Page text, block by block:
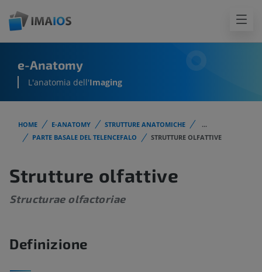
e-Anatomy
L'anatomia dell'Imaging
HOME E-ANATOMY STRUTTURE ANATOMICHE
...
PARTE BASALE DEL TELENCEFALO
STRUTTURE OLFATTIVE
Strutture olfattive
Structurae olfactoriae
Definizione